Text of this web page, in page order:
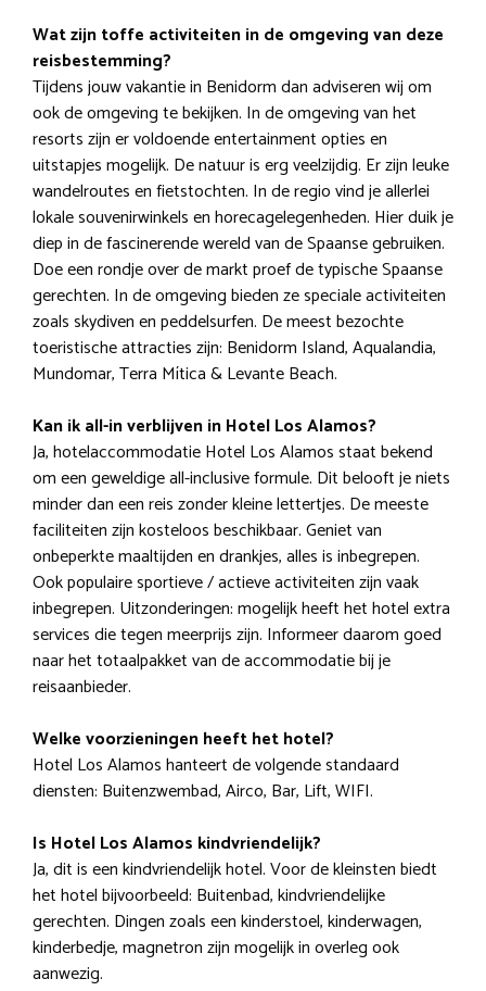
Wat zijn toffe activiteiten in de omgeving van deze
reisbestemming?
Tijdens jouw vakantie in Benidorm dan adviseren wij om
ook de omgeving te bekijken. In de omgeving van het
resorts zijn er voldoende entertainment opties en
uitstapjes mogelijk. De natuur is erg veelzijdig. Er zijn leuke
wandelroutes en fietstochten. In de regio vind je allerlei
lokale souvenirwinkels en horecagelegenheden. Hier duik je
diep in de fascinerende wereld van de Spaanse gebruiken.
Doe een rondje over de markt proef de typische Spaanse
gerechten. In de omgeving bieden ze speciale activiteiten
zoals skydiven en peddelsurfen. De meest bezochte
toeristische attracties zijn: Benidorm Island, Aqualandia,
Mundomar, Terra Mítica & Levante Beach.
Kan ik all-in verblijven in Hotel Los Alamos?
Ja, hotelaccommodatie Hotel Los Alamos staat bekend
om een geweldige all-inclusive formule. Dit belooft je niets
minder dan een reis zonder kleine lettertjes. De meeste
faciliteiten zijn kosteloos beschikbaar. Geniet van
onbeperkte maaltijden en drankjes, alles is inbegrepen.
Ook populaire sportieve / actieve activiteiten zijn vaak
inbegrepen. Uitzonderingen: mogelijk heeft het hotel extra
services die tegen meerprijs zijn. Informeer daarom goed
naar het totaalpakket van de accommodatie bij je
reisaanbieder.
Welke voorzieningen heeft het hotel?
Hotel Los Alamos hanteert de volgende standaard
diensten: Buitenzwembad, Airco, Bar, Lift, WIFI.
Is Hotel Los Alamos kindvriendelijk?
Ja, dit is een kindvriendelijk hotel. Voor de kleinsten biedt
het hotel bijvoorbeeld: Buitenbad, kindvriendelijke
gerechten. Dingen zoals een kinderstoel, kinderwagen,
kinderbedje, magnetron zijn mogelijk in overleg ook
aanwezig.